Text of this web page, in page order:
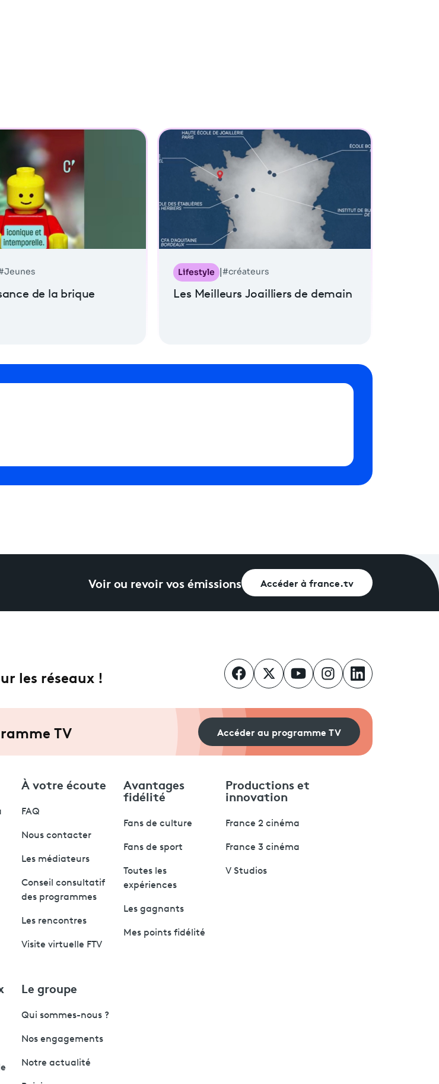
de la brique
Lifestyle |#créateurs
Les Meilleurs Joailliers de demain
Voir ou revoir vos émissions Accéder à france.tv
les réseaux !
TV Accéder au programme TV
À votre écoute
FAQ
Nous contacter
Les médiateurs
Conseil consultatif
des programmes
Les rencontres
Visite virtuelle FTV
Avantages
fidélité
Fans de culture
Fans de sport
Toutes les
expériences
Les gagnants
Mes points fidélité
Productions et
innovation
France 2 cinéma
France 3 cinéma
V Studios
Le groupe
Qui sommes-nous ?
Nos engagements
Notre actualité